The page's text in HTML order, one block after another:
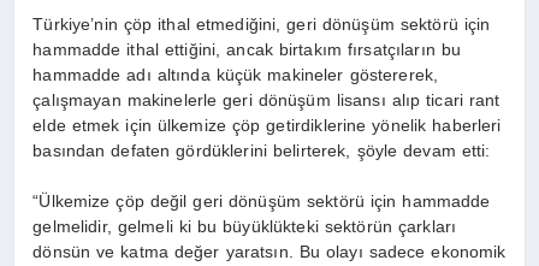
Türkiye’nin çöp ithal etmediğini, geri dönüşüm sektörü için
hammadde ithal ettiğini, ancak birtakım fırsatçıların bu
hammadde adı altında küçük makineler göstererek,
çalışmayan makinelerle geri dönüşüm lisansı alıp ticari rant
elde etmek için ülkemize çöp getirdiklerine yönelik haberleri
basından defaten gördüklerini belirterek, şöyle devam etti:
“Ülkemize çöp değil geri dönüşüm sektörü için hammadde
gelmelidir, gelmeli ki bu büyüklükteki sektörün çarkları
dönsün ve katma değer yaratsın. Bu olayı sadece ekonomik